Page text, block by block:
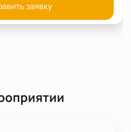
заявку